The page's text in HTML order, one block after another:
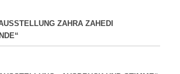
ZAHRA ZAHEDI